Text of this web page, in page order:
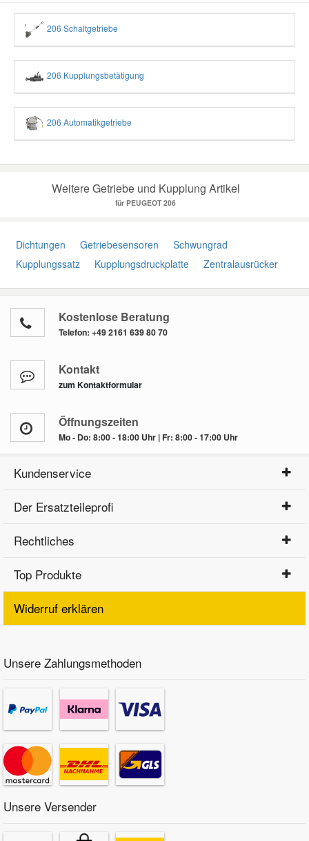
206 Schaltgetriebe
206 Kupplungsbetätigung
206 Automatikgetriebe
Weitere Getriebe und Kupplung Artikel
für PEUGEOT 206
Dichtungen Getriebesensoren
Schwungrad
Kupplungssatz
Kupplungsdruckplatte Zentralausrücker
Kostenlose Beratung
Telefon: +49 2161 639 80 70
Kontakt
zum Kontaktformular
Öffnungszeiten
Mo - Do: 8:00 - 18:00 Uhr | Fr: 8:00 - 17:00 Uhr
Kundenservice
Der Ersatzteileprofi
Rechtliches
Top Produkte
Widerruf erklären
Unsere Zahlungsmethoden
Unsere Versender